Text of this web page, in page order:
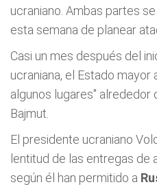
ucraniano. Ambas partes
esta semana de planear
Casi un mes después del
ucraniana, el Estado mayor
algunos lugares" alrededor
Bajmut.
El presidente ucraniano
lentitud de las entregas de
según él han permitido a